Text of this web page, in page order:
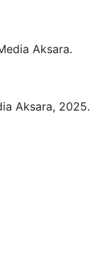
Aksara.
Aksara, 2025.